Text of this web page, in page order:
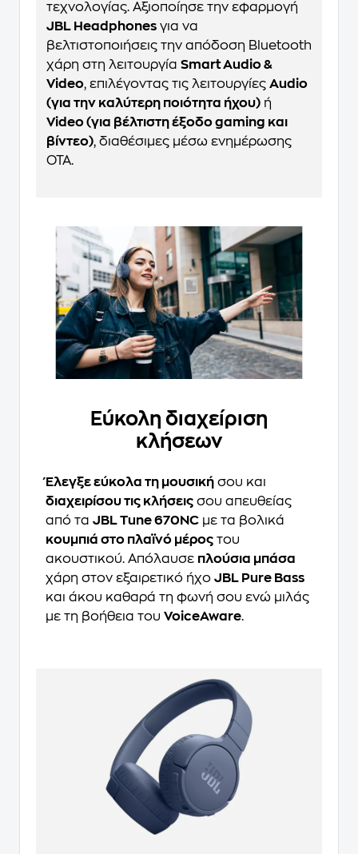
τεχνολογίας. Αξιοποίησε την εφαρμογή
JBL Headphones για να
βελτιστοποιήσεις την απόδοση Bluetooth
χάρη στη λειτουργία Smart Audio &
Video, επιλέγοντας τις λειτουργίες Audio
(για την καλύτερη ποιότητα ήχου) ή
Video (για βέλτιστη έξοδο gaming και
βίντεο), διαθέσιμες μέσω ενημέρωσης
OTA.
Εύκολη διαχείριση
κλήσεων
Έλεγξε εύκολα τη μουσική σου και
διαχειρίσου τις κλήσεις σου απευθείας
από τα JBL Tune 670NC με τα βολικά
κουμπιά στο πλαϊνό μέρος του
ακουστικού. Απόλαυσε πλούσια μπάσα
χάρη στον εξαιρετικό ήχο JBL Pure Bass
και άκου καθαρά τη φωνή σου ενώ μιλάς
με τη βοήθεια του VoiceAware.